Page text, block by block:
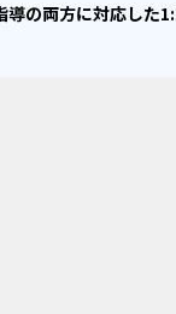
導の両方に対応した